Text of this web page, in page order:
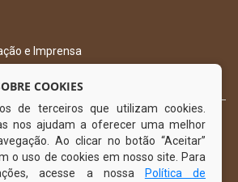
e Imprensa
FAN PAGE
COOKIES
de terceiros que utilizam cookies.
nos ajudam a oferecer uma melhor
Ao clicar no botão “Aceitar”
o uso de cookies em nosso site. Para
acesse a nossa
Política de